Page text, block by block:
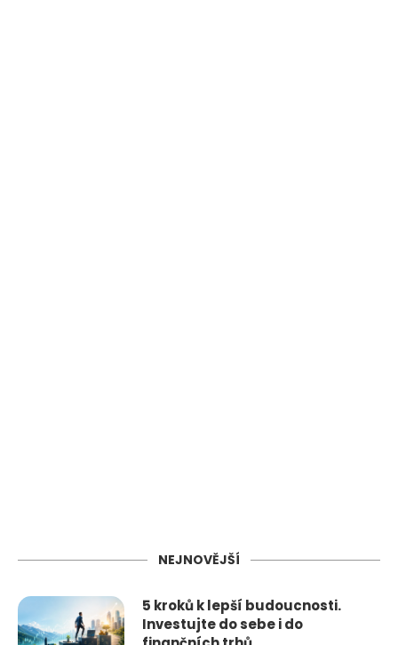
NEJNOVĚJŠÍ
5 kroků k lepší budoucnosti.
Investujte do sebe i do